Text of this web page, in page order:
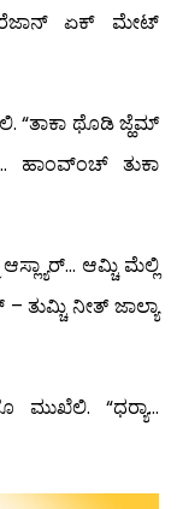
ಏಕ್ ಮೇಟ್
“ತಾಕಾ ಥೊಡಿ ಜ್ಹೆಮ್
ಹಾಂವ್‍ಂಚ್ ತುಕಾ
ಆಮ್ಚಿ ಮೆಲ್ಲಿ
ತುಮ್ಚಿ ನೀತ್ ಜಾಲ್ಯಾ
ಮುಖೆಲಿ. “ಧರ‍್ಯಾ…